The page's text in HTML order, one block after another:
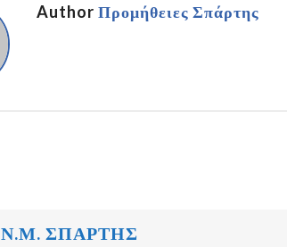
Author Προμήθειες Σπάρτης
Ν.Μ. ΣΠΑΡΤΗΣ